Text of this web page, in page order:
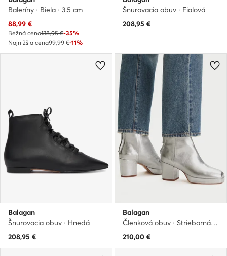
Baleríny · Biela · 3.5 cm
Aktuálna cena
88,99 €
Bežná cena138,95 €-35%
Najnižšia cena99,99 €-11%
Šnurovacia obuv · Fialová
208,95 €
Balagan
Šnurovacia obuv · Hnedá
208,95 €
Balagan
Členková obuv · Strieborná · 7 cm
210,00 €